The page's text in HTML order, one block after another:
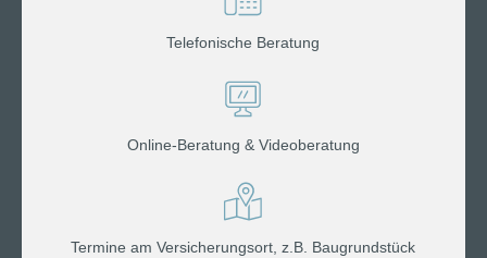
Telefonische Beratung
Online-Beratung & Videoberatung
Termine am Versicherungsort, z.B. Baugrundstück